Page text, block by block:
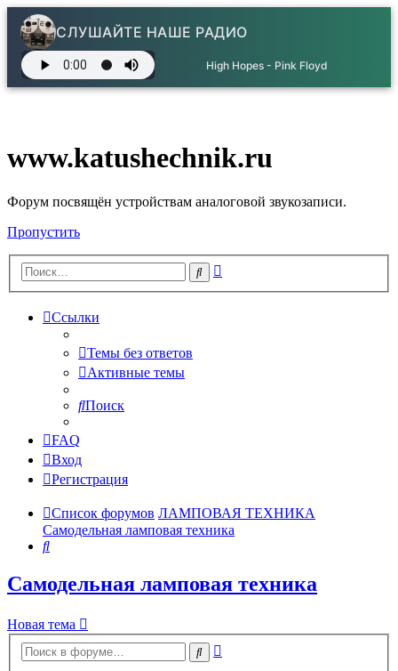
СЛУШАЙТЕ НАШЕ РАДИО
High Hopes - Pink Floyd
www.katushechnik.ru
Форум посвящён устройствам аналоговой звукозаписи.
Пропустить
Поиск
Ссылки
Темы без ответов
Активные темы
Поиск
FAQ
Вход
Регистрация
Список форумов ЛАМПОВАЯ ТЕХНИКА
Самодельная ламповая техника
Поиск
Самодельная ламповая техника
Новая тема
Поиск